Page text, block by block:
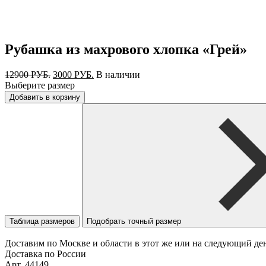
Рубашка из махрового хлопка «Грей»
12900РУБ. Первоначальная
цена
составляла
12900 РУБ..
3000 РУБ. Текущая
В наличии
Выберите размер
Добавить в корзину
Таблица размеров Подобрать точный размер
Доставим по Москве и области в этот же или на следующий
Доставка по России